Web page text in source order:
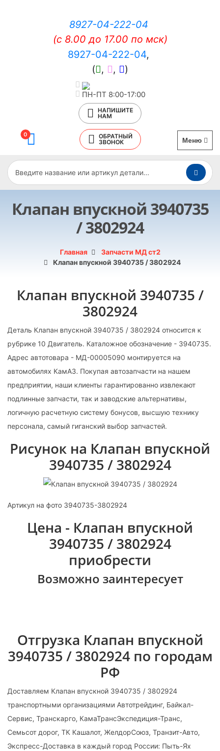
8927-04-222-04
(c 8.00 до 17.00 по мск)
8927-04-222-04,
(
, , )
ПН-ПТ 8:00-17:00
НАПИШИТЕ
НАМ
0
ОБРАТНЫЙ
ЗВОНОК
Меню
Клапан впускной 3940735
/ 3802924
Главная
Запчасти МД ст2
Клапан впускной 3940735 / 3802924
Клапан впускной 3940735 /
3802924
Деталь Клапан впускной 3940735 / 3802924 относится к
рубрике 10 Двигатель. Каталожное обозначение - 3940735.
Адрес автотовара - МД-00005090 монтируется на
автомобилях КамАЗ. Покупая автозапчасти на нашем
предприятии, наши клиенты гарантированно извлекают
подлинные запчасти, так и заводские альтернативы,
логичную расчетную систему бонусов, высшую технику
персонала, самый гиганский выбор запчастей.
Рисунок на Клапан впускной
3940735 / 3802924
Артикул на фото 3940735-3802924
Цена - Клапан впускной
3940735 / 3802924
приобрести
Возможно заинтересует
Отгрузка Клапан впускной
3940735 / 3802924 по городам
РФ
Доставляем Клапан впускной 3940735 / 3802924
транспортными организациями Автотрейдинг, Байкал-
Сервис, Транскарго, КамаТрансЭкспедиция-Транс,
Семьсот дорог, ТК Кашалот, ЖелдорСоюз, Транзит-Авто,
Экспресс-Доставка в каждый город России: Пыть-Ях